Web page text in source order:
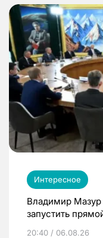
Интересное
Владимир
запустить
20:40 / 06.08.26